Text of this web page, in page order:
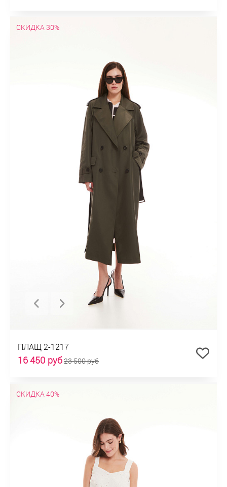
СКИДКА 30%
ПЛАЩ 2-1217
16 450 руб23 500 руб
СКИДКА 40%